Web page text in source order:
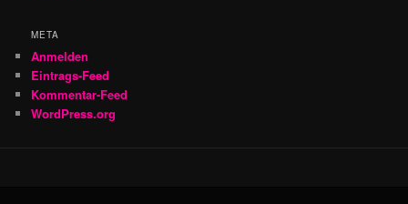
META
Anmelden
Eintrags-Feed
Kommentar-Feed
WordPress.org